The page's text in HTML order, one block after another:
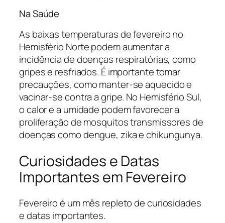
Na Saúde
As baixas temperaturas de fevereiro no
Hemisfério Norte podem aumentar a
incidência de doenças respiratórias, como
gripes e resfriados. É importante tomar
precauções, como manter-se aquecido e
vacinar-se contra a gripe. No Hemisfério Sul,
o calor e a umidade podem favorecer a
proliferação de mosquitos transmissores de
doenças como dengue, zika e chikungunya.
Curiosidades e Datas
Importantes em Fevereiro
Fevereiro é um mês repleto de curiosidades
e datas importantes.